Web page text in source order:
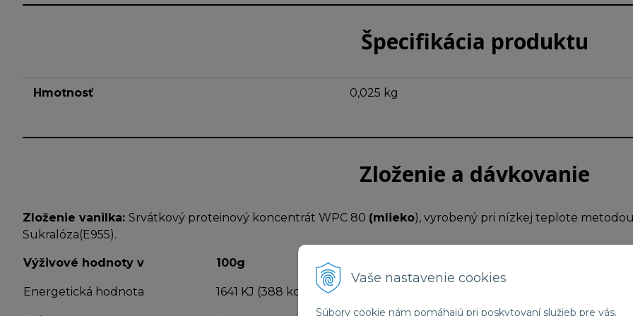
Vaše nastavenie cookies
Súbory cookie nám pomáhajú pri poskytovaní služieb pre vás.
Špecifikácia produktu
Hmotnosť 0,025 kg
Zloženie a dávkovanie
Zloženie vanilka: Srvátkový proteinový koncentrát WPC 80 (mlieko), vyrobený pri nízkej teplote
Sukralóza(E955).
Výživové hodnoty v 100g 25g
Energetická hodnota 1641 KJ (388 kcal) 410 KJ (97 kcal)